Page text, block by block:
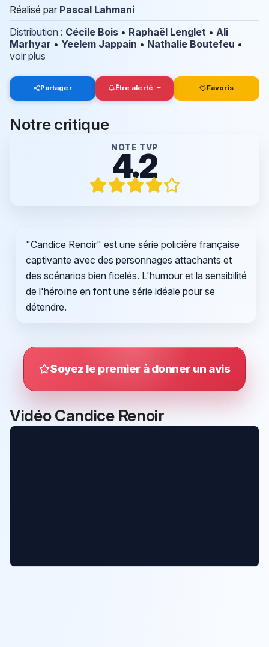
Réalisé par Pascal Lahmani
Distribution : Cécile Bois • Raphaël Lenglet • Ali
Marhyar • Yeelem Jappain • Nathalie Boutefeu •
voir plus
Partager Être alerté Favoris
Notre critique
NOTE TVP
4.2
"Candice Renoir" est une série policière française
captivante avec des personnages attachants et
des scénarios bien ficelés. L'humour et la sensibilité
de l'héroïne en font une série idéale pour se
détendre.
Soyez le premier à donner un avis
Vidéo Candice Renoir